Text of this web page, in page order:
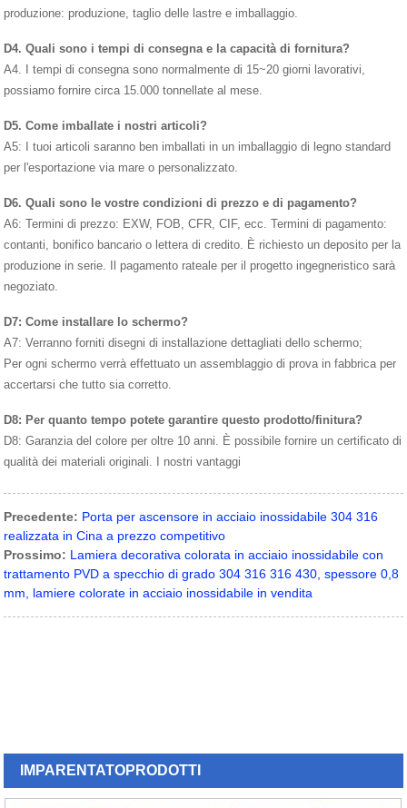
produzione: produzione, taglio delle lastre e imballaggio.
D4. Quali sono i tempi di consegna e la capacità di fornitura?
A4. I tempi di consegna sono normalmente di 15~20 giorni lavorativi,
possiamo fornire circa 15.000 tonnellate al mese.
D5. Come imballate i nostri articoli?
A5: I tuoi articoli saranno ben imballati in un imballaggio di legno standard
per l'esportazione via mare o personalizzato.
D6. Quali sono le vostre condizioni di prezzo e di pagamento?
A6: Termini di prezzo: EXW, FOB, CFR, CIF, ecc. Termini di pagamento:
contanti, bonifico bancario o lettera di credito. È richiesto un deposito per la
produzione in serie. Il pagamento rateale per il progetto ingegneristico sarà
negoziato.
D7: Come installare lo schermo?
A7: Verranno forniti disegni di installazione dettagliati dello schermo;
Per ogni schermo verrà effettuato un assemblaggio di prova in fabbrica per
accertarsi che tutto sia corretto.
D8: Per quanto tempo potete garantire questo prodotto/finitura?
D8: Garanzia del colore per oltre 10 anni. È possibile fornire un certificato di
qualità dei materiali originali. I nostri vantaggi
Precedente: Porta per ascensore in acciaio inossidabile 304 316
realizzata in Cina a prezzo competitivo
Prossimo: Lamiera decorativa colorata in acciaio inossidabile con
trattamento PVD a specchio di grado 304 316 316 430, spessore 0,8
mm, lamiere colorate in acciaio inossidabile in vendita
IMPARENTATOPRODOTTI